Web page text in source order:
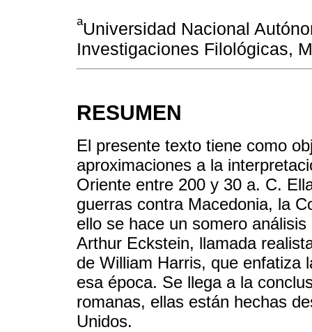
aUniversidad Nacional
Investigaciones Filológicas,
RESUMEN
El presente texto tiene como
aproximaciones a la
Oriente entre 200 y 30 a. C.
guerras contra Macedonia, la
ello se hace un somero
Arthur Eckstein, llamada
de William Harris, que enfatiza
esa época. Se llega a la
romanas, ellas están hechas
Unidos.